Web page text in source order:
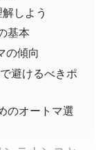
しよう
基本
の傾向
避けるべきポ
のオートマ選